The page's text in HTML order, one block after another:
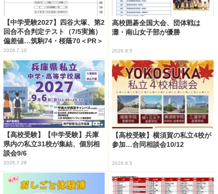
【中学受験2027】四谷大塚、第2
回合不合判定テスト（7/5実施）
偏差値…筑駒74・桜蔭70＜PR＞
2026.7.10
高校囲碁全国大会、団体戦は
灘・南山女子部が優勝
2026.8.5
【高校受験】【中学受験】兵庫
県内の私立31校が集結、個別相
談会9/6
2026.7.28
【高校受験】横須賀の私立4校が
参加…合同相談会10/12
2026.8.5